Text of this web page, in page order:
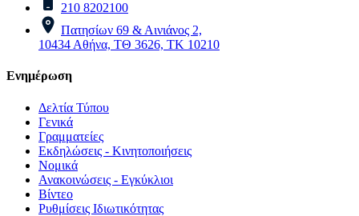
210 8202100
Πατησίων 69 & Αινιάνος 2,
10434 Αθήνα, ΤΘ 3626, ΤΚ 10210
Ενημέρωση
Δελτία Τύπου
Γενικά
Γραμματείες
Εκδηλώσεις - Κινητοποιήσεις
Νομικά
Ανακοινώσεις - Εγκύκλιοι
Βίντεο
Ρυθμίσεις Ιδιωτικότητας